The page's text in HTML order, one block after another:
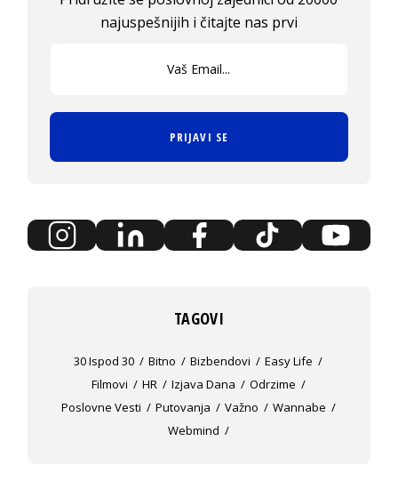
najuspešnijih i čitajte nas prvi
PRIJAVI SE
TAGOVI
30 Ispod 30 Bitno Bizbendovi
Easy Life
Filmovi
HR Izjava Dana
Odrzime
Poslovne Vesti
Putovanja Važno
Wannabe
Webmind